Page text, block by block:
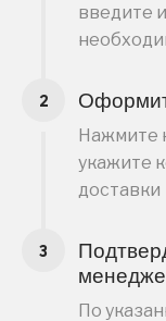
введите
Нажмите
укажите
доставки
По